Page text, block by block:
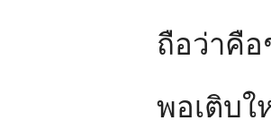
ถือว่าคือ
พอเติบ